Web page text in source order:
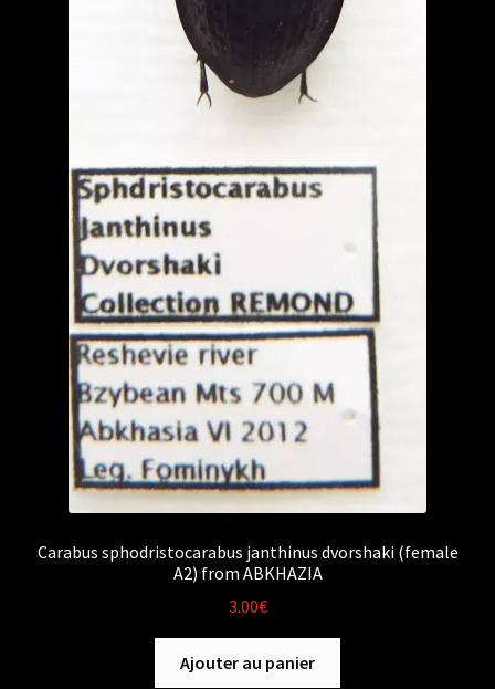
Carabus sphodristocarabus janthinus dvorshaki (female
A2) from ABKHAZIA
3.00€
Ajouter au panier